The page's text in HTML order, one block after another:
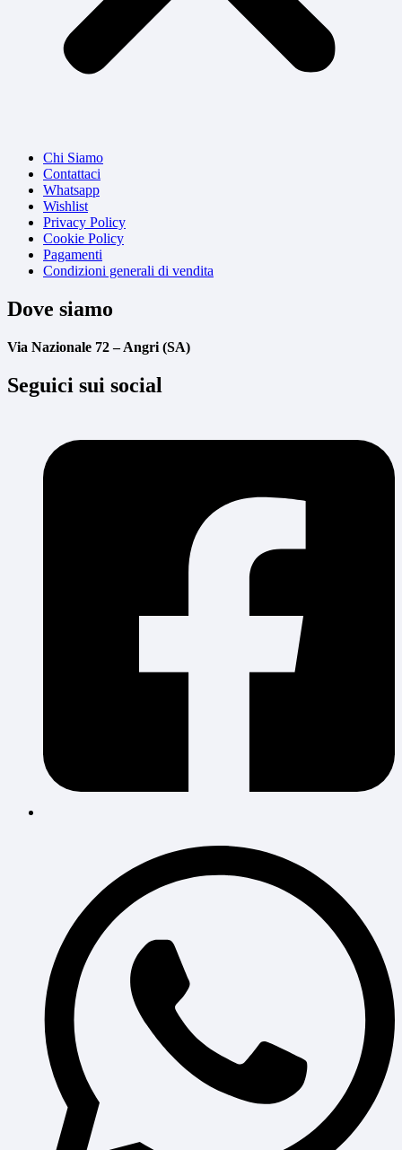
Chi Siamo
Contattaci
Whatsapp
Wishlist
Privacy Policy
Cookie Policy
Pagamenti
Condizioni generali di vendita
Dove siamo
Via Nazionale 72 – Angri (SA)
Seguici sui social